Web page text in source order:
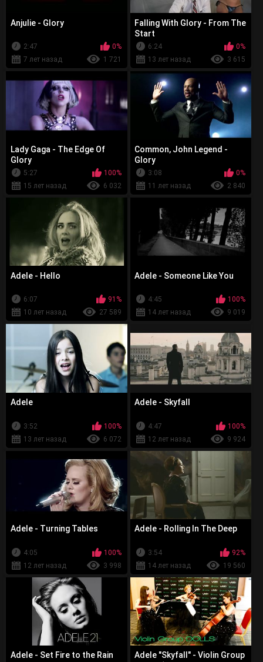
Anjulie - Glory
2:47
0%
7 лет назад
1 721
Falling With Glory - From The
Start
6:24
0%
13 лет назад
3 615
Lady Gaga - The Edge Of
Glory
5:27
100%
15 лет назад
6 032
Common, John Legend -
Glory
3:08
0%
11 лет назад
2 840
Adele - Hello
6:07
91%
10 лет назад
27 589
Adele - Someone Like You
4:45
100%
14 лет назад
9 019
Adele
3:52
100%
13 лет назад
6 072
Adele - Skyfall
4:47
100%
12 лет назад
9 924
Adele - Turning Tables
4:05
100%
12 лет назад
3 998
Adele - Rolling In The Deep
3:54
92%
14 лет назад
19 560
Adele - Set Fire to the Rain
Adele "Skyfall" - Violin Group